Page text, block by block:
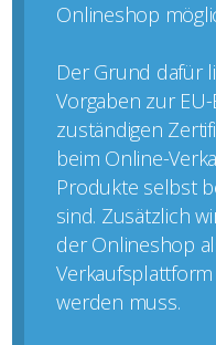
Onlineshop
Der Grund dafür
Vorgaben zur
zuständigen
beim Online-
Produkte selbst
sind. Zusätzlich
der Onlineshop
werden muss.